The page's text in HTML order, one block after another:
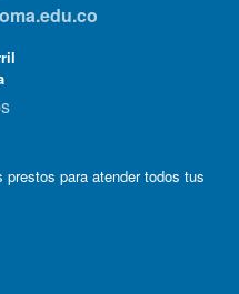
para atender todos tus